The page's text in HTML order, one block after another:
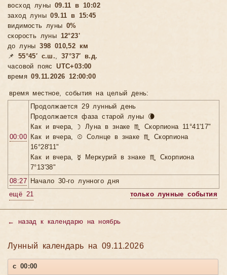
восход луны 09.11 в 10:02
заход луны09.11 в 15:45
видимость луны 0%
скорость луны 12°23'
до луны398 010,52 км
📌 55°45′ с.ш.,37°37′ в.д.
часовой поясUTC+03:00
время09.11.2026 12:00:00
время местное, cобытия на целый день:
00:00
Продолжается 29 лунный день
Продолжается фаза старой луны 🌘
Как и вчера, ☽ Луна в знаке ♏ Скорпиона 11°41'17"
Как и вчера, ☉ Солнце в знаке ♏ Скорпиона
16°28'11"
Как и вчера, ☿ Меркурий в знаке ♏ Скорпиона
7°13'38"
08:27 Начало 30-го лунного дня
ещё 21
только лунные события
← назад к календарю на ноябрь
Лунный календарь на 09.11.2026
с 00:00